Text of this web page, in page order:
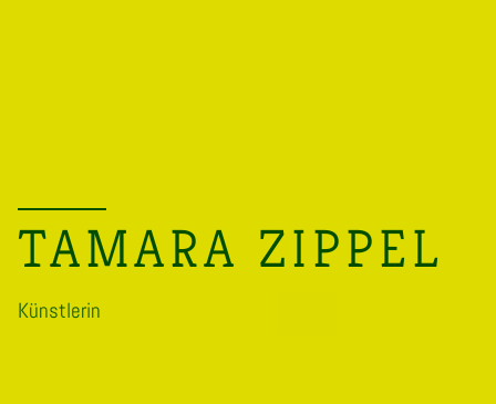
TAMARA ZIPPEL
Künstlerin